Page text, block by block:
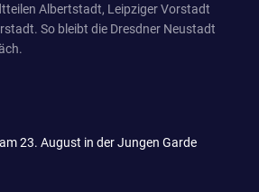
Albertstadt, Leipziger Vorstadt
So bleibt die Dresdner Neustadt